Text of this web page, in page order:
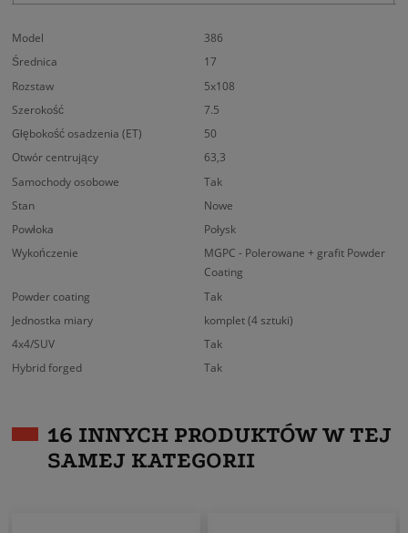
Model
386
Średnica
17
Rozstaw
5x108
Szerokość
7.5
Głębokość osadzenia (ET)
50
Otwór centrujący
63,3
Samochody osobowe
Tak
Stan
Nowe
Powłoka
Połysk
Wykończenie
MGPC - Polerowane + grafit Powder
Coating
Powder coating
Tak
Jednostka miary
komplet (4 sztuki)
4x4/SUV
Tak
Hybrid forged
Tak
16 INNYCH PRODUKTÓW W TEJ
SAMEJ KATEGORII